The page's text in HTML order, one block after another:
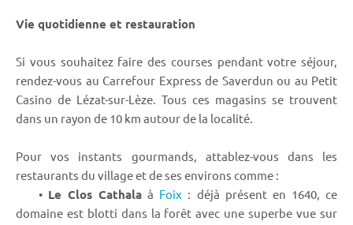
Vie quotidienne et restauration
Si vous souhaitez faire des courses pendant votre séjour,
rendez-vous au Carrefour Express de Saverdun ou au Petit
Casino de Lézat-sur-Lèze. Tous ces magasins se trouvent
dans un rayon de 10 km autour de la localité.
Pour vos instants gourmands, attablez-vous dans les
restaurants du village et de ses environs comme :
• Le Clos Cathalaà Foix : déjà présent en 1640, ce
domaine est blotti dans la forêt avec une superbe vue sur